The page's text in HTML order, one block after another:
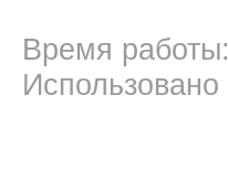
Время